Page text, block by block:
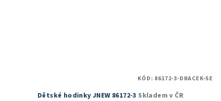
Dětské hodinky JNEW 86172-3 Skladem v ČR
KÓD: 86172-3-DRACEK-SE